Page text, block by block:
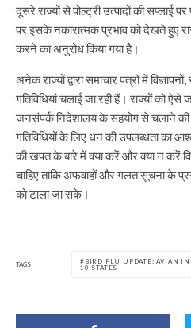
दूसरे राज्यों से पोल्ट्री उत्पादों की सप्लाई
पर इसके नकारात्मक प्रभाव को देखते हुए
करने का अनुरोध किया गया है।
अनेक राज्यों द्वारा समाचार पत्रों में
गतिविधियां चलाई जा रही हैं। राज्यों को
जनसंपर्क निदेशालय के सहयोग से चलाने की
गतिविधियों के लिए धन की उपलब्धता का
की खपत के बारे में क्या करें और क्या न करें
चाहिए ताकि अफवाहों और गलत सूचना के
को टाला जा सके।
TAGS
BIRD FLU UPDATE: AVIAN
10 STATES